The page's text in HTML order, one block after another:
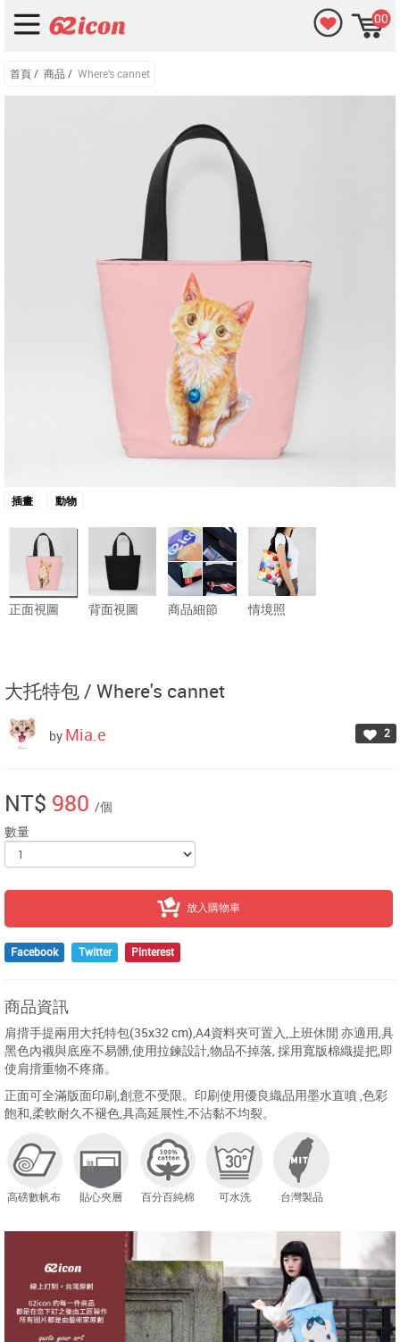
00
首頁/ 商品 / Where's cannet
插畫 動物
正面視圖 背面視圖 商品細節 情境照
大托特包 / Where's cannet
2
by Mia.e
NT$ 980 /個
數量
放入購物車
Facebook Twitter Pinterest
商品資訊
肩揹手提兩用大托特包(35x32 cm),A4資料夾可置入,上班休閒 亦適用,具
黑色內襯與底座不易髒,使用拉鍊設計,物品不掉落, 採用寬版棉織提把,即
使肩揹重物不疼痛。
正面可全滿版面印刷,創意不受限。印刷使用優良織品用墨水直噴 ,色彩
飽和,柔軟耐久不褪色,具高延展性,不沾黏不均裂。
高磅數帆布 貼心夾層 百分百純棉 可水洗 台灣製品